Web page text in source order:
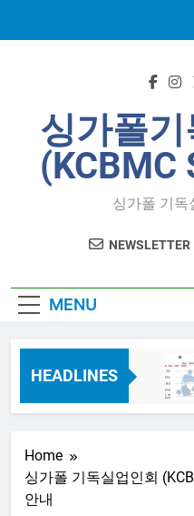
싱가폴
(KCBMC
싱가폴 기독
NEWSLETTER
MENU
HEADLINES
Home
싱가폴 기독실업인회
안내